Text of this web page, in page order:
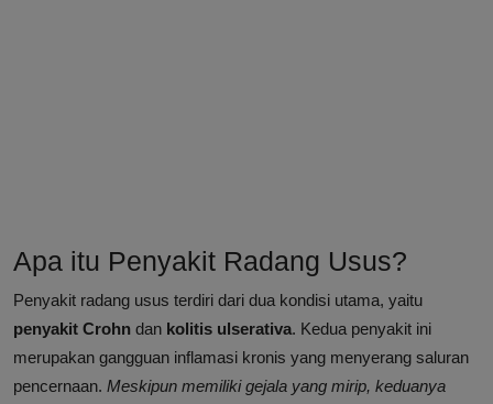
Apa itu Penyakit Radang Usus?
Penyakit radang usus terdiri dari dua kondisi utama, yaitu
penyakit Crohn dan kolitis ulserativa. Kedua penyakit ini
merupakan gangguan inflamasi kronis yang menyerang saluran
pencernaan. Meskipun memiliki gejala yang mirip, keduanya